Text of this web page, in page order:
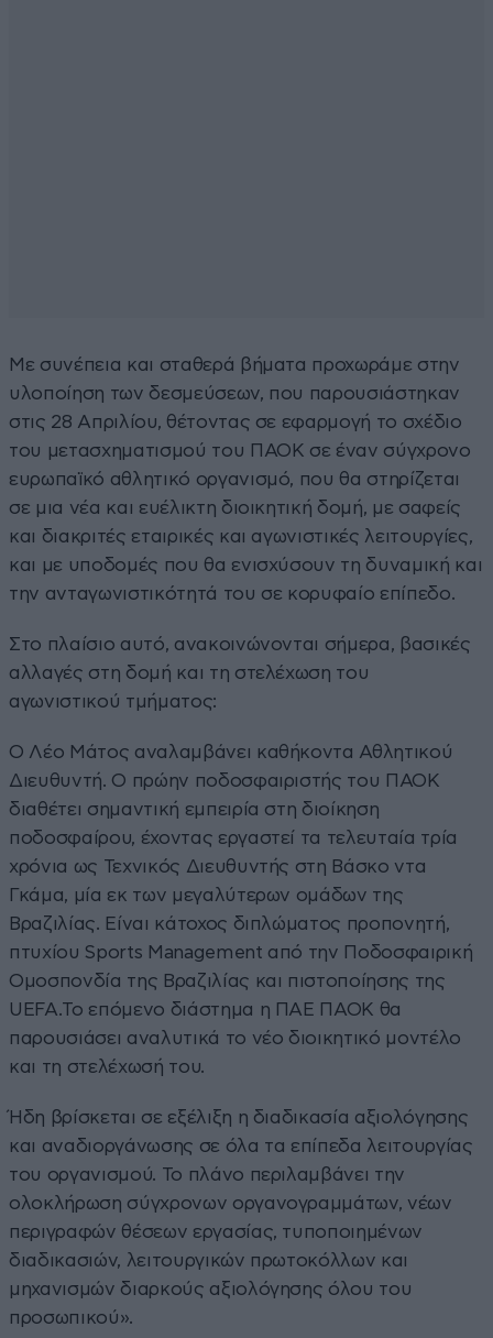
Με συνέπεια και σταθερά βήματα προχωράμε στην
υλοποίηση των δεσμεύσεων, που παρουσιάστηκαν
στις 28 Απριλίου, θέτοντας σε εφαρμογή το σχέδιο
του μετασχηματισμού του ΠΑΟΚ σε έναν σύγχρονο
ευρωπαϊκό αθλητικό οργανισμό, που θα στηρίζεται
σε μια νέα και ευέλικτη διοικητική δομή, με σαφείς
και διακριτές εταιρικές και αγωνιστικές λειτουργίες,
και με υποδομές που θα ενισχύσουν τη δυναμική και
την ανταγωνιστικότητά του σε κορυφαίο επίπεδο.
Στο πλαίσιο αυτό, ανακοινώνονται σήμερα, βασικές
αλλαγές στη δομή και τη στελέχωση του
αγωνιστικού τμήματος:
Ο Λέο Μάτος αναλαμβάνει καθήκοντα Αθλητικού
Διευθυντή. Ο πρώην ποδοσφαιριστής του ΠΑΟΚ
διαθέτει σημαντική εμπειρία στη διοίκηση
ποδοσφαίρου, έχοντας εργαστεί τα τελευταία τρία
χρόνια ως Τεχνικός Διευθυντής στη Βάσκο ντα
Γκάμα, μία εκ των μεγαλύτερων ομάδων της
Βραζιλίας. Είναι κάτοχος διπλώματος προπονητή,
πτυχίου Sports Management από την Ποδοσφαιρική
Ομοσπονδία της Βραζιλίας και πιστοποίησης της
UEFA.Το επόμενο διάστημα η ΠΑΕ ΠΑΟΚ θα
παρουσιάσει αναλυτικά το νέο διοικητικό μοντέλο
και τη στελέχωσή του.
Ήδη βρίσκεται σε εξέλιξη η διαδικασία αξιολόγησης
και αναδιοργάνωσης σε όλα τα επίπεδα λειτουργίας
του οργανισμού. Το πλάνο περιλαμβάνει την
ολοκλήρωση σύγχρονων οργανογραμμάτων, νέων
περιγραφών θέσεων εργασίας, τυποποιημένων
διαδικασιών, λειτουργικών πρωτοκόλλων και
μηχανισμών διαρκούς αξιολόγησης όλου του
προσωπικού».